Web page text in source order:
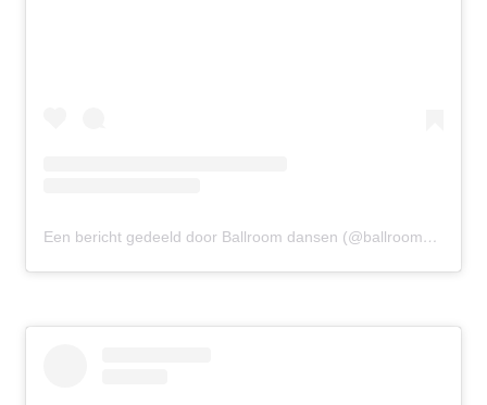
Een bericht gedeeld door Ballroom dansen (@ballroomdansen)